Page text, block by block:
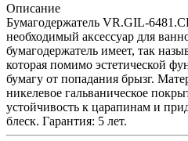
Описание
Бумагодержатель VR.GIL-
необходимый аксессуар для
бумагодержатель имеет, так
которая помимо эстетической
бумагу от попадания брызг.
никелевое гальваническое
устойчивость к царапинам и
блеск. Гарантия: 5 лет.